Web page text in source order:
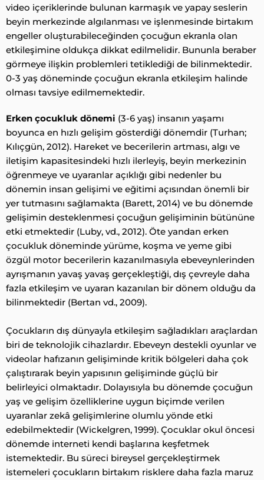
video içeriklerinde bulunan karmaşık ve yapay seslerin
beyin merkezinde algılanması ve işlenmesinde birtakım
engeller oluşturabileceğinden çocuğun ekranla olan
etkileşimine oldukça dikkat edilmelidir. Bununla beraber
görmeye ilişkin problemleri tetiklediği de bilinmektedir.
0-3 yaş döneminde çocuğun ekranla etkileşim halinde
olması tavsiye edilmemektedir.
Erken çocukluk dönemi (3-6 yaş) insanın yaşamı
boyunca en hızlı gelişim gösterdiği dönemdir (Turhan;
Kılıçgün, 2012). Hareket ve becerilerin artması, algı ve
iletişim kapasitesindeki hızlı ilerleyiş, beyin merkezinin
öğrenmeye ve uyaranlar açıklığı gibi nedenler bu
dönemin insan gelişimi ve eğitimi açısından önemli bir
yer tutmasını sağlamakta (Barett, 2014) ve bu dönemde
gelişimin desteklenmesi çocuğun gelişiminin bütününe
etki etmektedir (Luby, vd., 2012). Öte yandan erken
çocukluk döneminde yürüme, koşma ve yeme gibi
özgül motor becerilerin kazanılmasıyla ebeveynlerinden
ayrışmanın yavaş yavaş gerçekleştiği, dış çevreyle daha
fazla etkileşim ve uyaran kazanılan bir dönem olduğu da
bilinmektedir (Bertan vd., 2009).
Çocukların dış dünyayla etkileşim sağladıkları araçlardan
biri de teknolojik cihazlardır. Ebeveyn destekli oyunlar ve
videolar hafızanın gelişiminde kritik bölgeleri daha çok
çalıştırarak beyin yapısının gelişiminde güçlü bir
belirleyici olmaktadır. Dolayısıyla bu dönemde çocuğun
yaş ve gelişim özelliklerine uygun biçimde verilen
uyaranlar zekâ gelişimlerine olumlu yönde etki
edebilmektedir (Wickelgren, 1999). Çocuklar okul öncesi
dönemde interneti kendi başlarına keşfetmek
istemektedir. Bu süreci bireysel gerçekleştirmek
istemeleri çocukların birtakım risklere daha fazla maruz